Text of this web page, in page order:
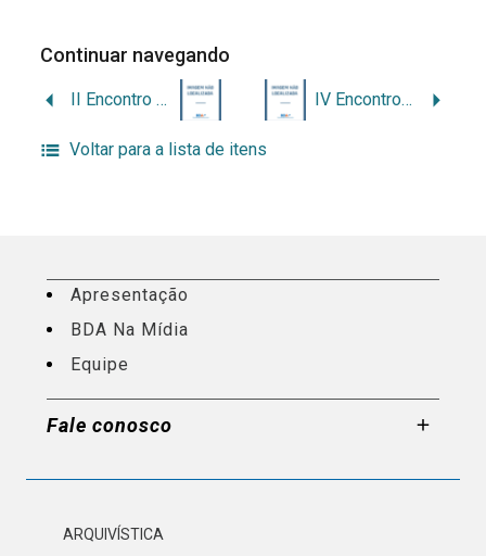
Continuar navegando
II Encontro Nacional de Estudantes de Arquivologia – Enearq IV Encontro Nacional de Estudantes de Arquivologia – Enearq
Voltar para a lista de itens
Apresentação
BDA Na Mídia
Equipe
Fale conosco
ARQUIVÍSTICA